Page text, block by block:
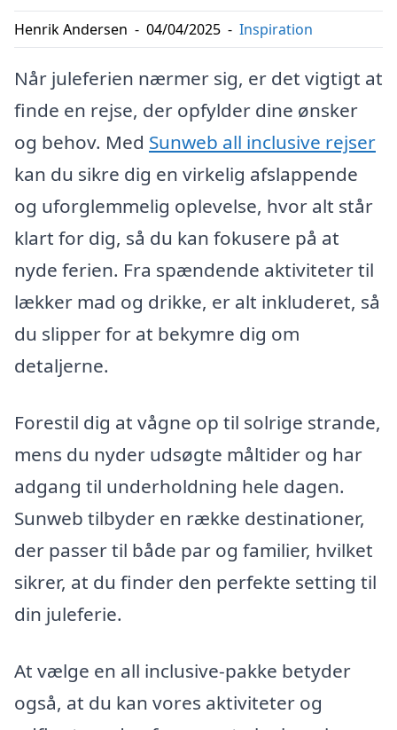
Henrik Andersen - 04/04/2025 - Inspiration
Når juleferien nærmer sig, er det vigtigt at
finde en rejse, der opfylder dine ønsker
og behov. Med Sunweb all inclusive rejser
kan du sikre dig en virkelig afslappende
og uforglemmelig oplevelse, hvor alt står
klart for dig, så du kan fokusere på at
nyde ferien. Fra spændende aktiviteter til
lækker mad og drikke, er alt inkluderet, så
du slipper for at bekymre dig om
detaljerne.
Forestil dig at vågne op til solrige strande,
mens du nyder udsøgte måltider og har
adgang til underholdning hele dagen.
Sunweb tilbyder en række destinationer,
der passer til både par og familier, hvilket
sikrer, at du finder den perfekte setting til
din juleferie.
At vælge en all inclusive-pakke betyder
også, at du kan vores aktiviteter og